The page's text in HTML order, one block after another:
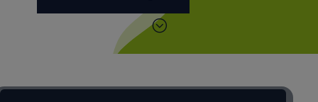
;